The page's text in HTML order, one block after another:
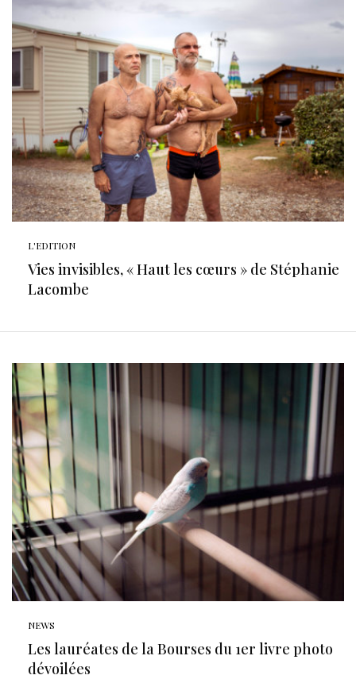
L'EDITION
Vies invisibles, « Haut les cœurs » de Stéphanie
Lacombe
NEWS
Les lauréates de la Bourses du 1er livre photo
dévoilées